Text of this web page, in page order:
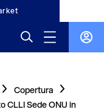
Copertura
CLLI Sede ONU in